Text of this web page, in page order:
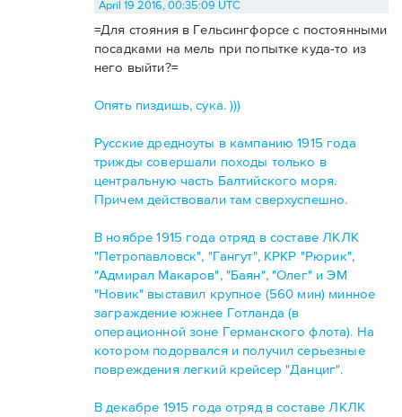
April 19 2016, 00:35:09 UTC
=Для стояния в Гельсингфорсе с постоянными
посадками на мель при попытке куда-то из
него выйти?=
Опять пиздишь, сука. )))
Русские дредноуты в кампанию 1915 года
трижды совершали походы только в
центральную часть Балтийского моря.
Причем действовали там сверхуспешно.
В ноябре 1915 года отряд в составе ЛКЛК
"Петропавловск", "Гангут", КРКР "Рюрик",
"Адмирал Макаров", "Баян", "Олег" и ЭМ
"Новик" выставил крупное (560 мин) минное
заграждение южнее Готланда (в
операционной зоне Германского флота). На
котором подорвался и получил серьезные
повреждения легкий крейсер "Данциг".
В декабре 1915 года отряд в составе ЛКЛК